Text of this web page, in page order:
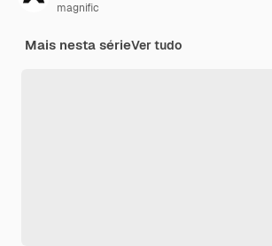
magnific
Mais nesta sérieVer tudo